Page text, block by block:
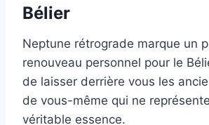
Bélier
Neptune rétrograde marque un
renouveau personnel pour le
de laisser derrière vous les
de vous-même qui ne
véritable essence.